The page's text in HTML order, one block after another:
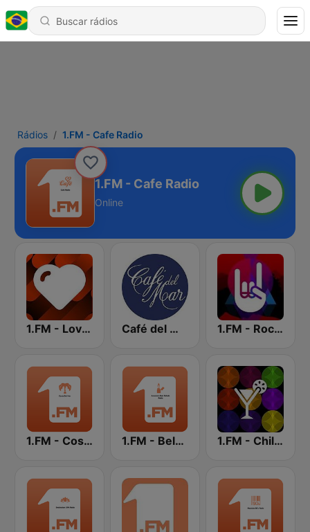
Rádios 1.FM - Cafe Radio
1.FM - Cafe Radio
Online
1.FM - Love Classics Café del Mar Chill 1.FM - Rock Classics
1.FM - Costa Del Mar 1.FM - Beloved Ballads 1.FM - Chillout Lounge